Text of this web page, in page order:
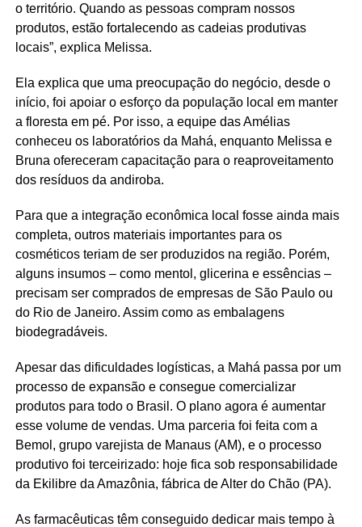
o território. Quando as pessoas compram nossos
produtos, estão fortalecendo as cadeias produtivas
locais”, explica Melissa.
Ela explica que uma preocupação do negócio, desde o
início, foi apoiar o esforço da população local em manter
a floresta em pé. Por isso, a equipe das Amélias
conheceu os laboratórios da Mahá, enquanto Melissa e
Bruna ofereceram capacitação para o reaproveitamento
dos resíduos da andiroba.
Para que a integração econômica local fosse ainda mais
completa, outros materiais importantes para os
cosméticos teriam de ser produzidos na região. Porém,
alguns insumos – como mentol, glicerina e essências –
precisam ser comprados de empresas de São Paulo ou
do Rio de Janeiro. Assim como as embalagens
biodegradáveis.
Apesar das dificuldades logísticas, a Mahá passa por um
processo de expansão e consegue comercializar
produtos para todo o Brasil. O plano agora é aumentar
esse volume de vendas. Uma parceria foi feita com a
Bemol, grupo varejista de Manaus (AM), e o processo
produtivo foi terceirizado: hoje fica sob responsabilidade
da Ekilibre da Amazônia, fábrica de Alter do Chão (PA).
As farmacêuticas têm conseguido dedicar mais tempo à